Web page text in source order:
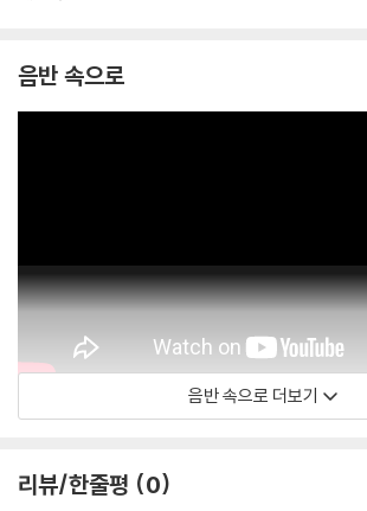
음반 속으로
음반 속으로 더보기
리뷰/한줄평 0